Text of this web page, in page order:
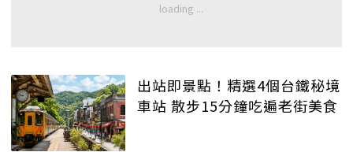
出站即景點！精選4個台鐵秘境
車站 散步15分鐘吃遍老街美食